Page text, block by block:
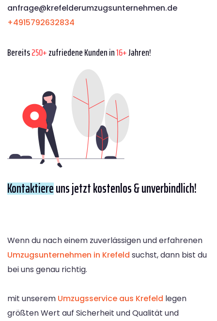
anfrage@krefelderumzugsunternehmen.de
+4915792632834
Bereits250+zufriedene Kunden in16+Jahren!
Kontaktiereuns jetzt kostenlos & unverbindlich!
Wenn du nach einem zuverlässigen und erfahrenen
Umzugsunternehmen in Krefeld suchst, dann bist du
bei uns genau richtig.
mit unserem Umzugsservice aus Krefeld legen
größten Wert auf Sicherheit und Qualität und